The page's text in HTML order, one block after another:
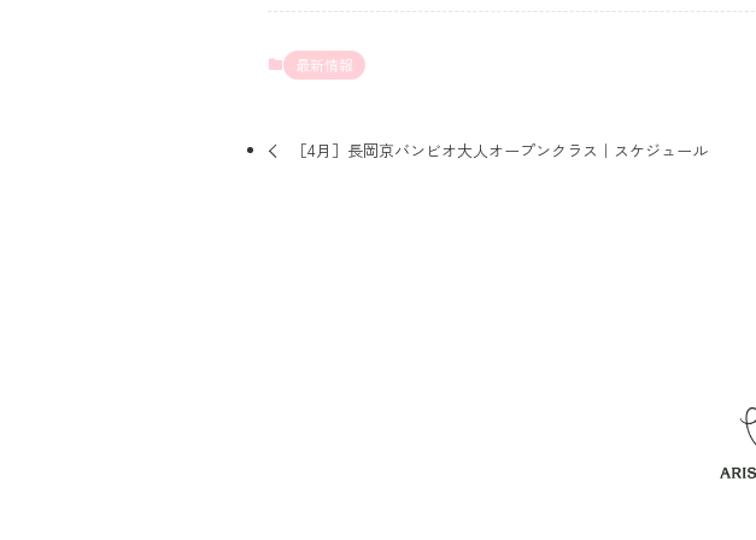
最新情報
［4月］長岡京バンビオ大人オープンクラス｜スケジュール